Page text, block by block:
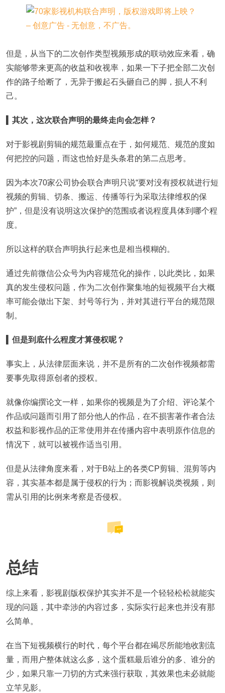
但是，从当下的二次创作类型视频形成的联动效应来看，确
实能够带来更高的收益和收视率，如果一下子把全部二次创
作的路子给断了，无异于搬起石头砸自己的脚，损人不利
己。
其次，这次联合声明的最终走向会怎样？
对于影视剧剪辑的规范最重点在于，如何规范、规范的度如
何把控的问题，而这也恰好是头条君的第二点思考。
因为本次70家公司协会联合声明只说“要对没有授权就进行短
视频的剪辑、切条、搬运、传播等行为采取法律维权的保
护”，但是没有说明这次保护的范围或者说程度具体到哪个程
度。
所以这样的联合声明执行起来也是相当模糊的。
通过先前微信公众号为内容规范化的操作，以此类比，如果
真的发生侵权问题，作为二次创作聚集地的短视频平台大概
率可能会做出下架、封号等行为，并对其进行平台的规范限
制。
但是到底什么程度才算侵权呢？
事实上，从法律层面来说，并不是所有的二次创作视频都需
要事先取得原创者的授权。
就像你编撰论文一样，如果你的视频是为了介绍、评论某个
作品或问题而引用了部分他人的作品，在不损害著作者合法
权益和影视作品的正常使用并在传播内容中表明原作信息的
情况下，就可以被视作适当引用。
但是从法律角度来看，对于B站上的各类CP剪辑、混剪等内
容，其实基本都是属于侵权的行为；而影视解说类视频，则
需从引用的比例来考察是否侵权。
总结
综上来看，影视剧版权保护其实并不是一个轻轻松松就能实
现的问题，其中牵涉的内容过多，实际实行起来也并没有那
么简单。
在当下短视频横行的时代，每个平台都在竭尽所能地收割流
量，而用户整体就这么多，这个蛋糕最后谁分的多、谁分的
少，如果只靠一刀切的方式来强行获取，其效果也未必就能
立竿见影。